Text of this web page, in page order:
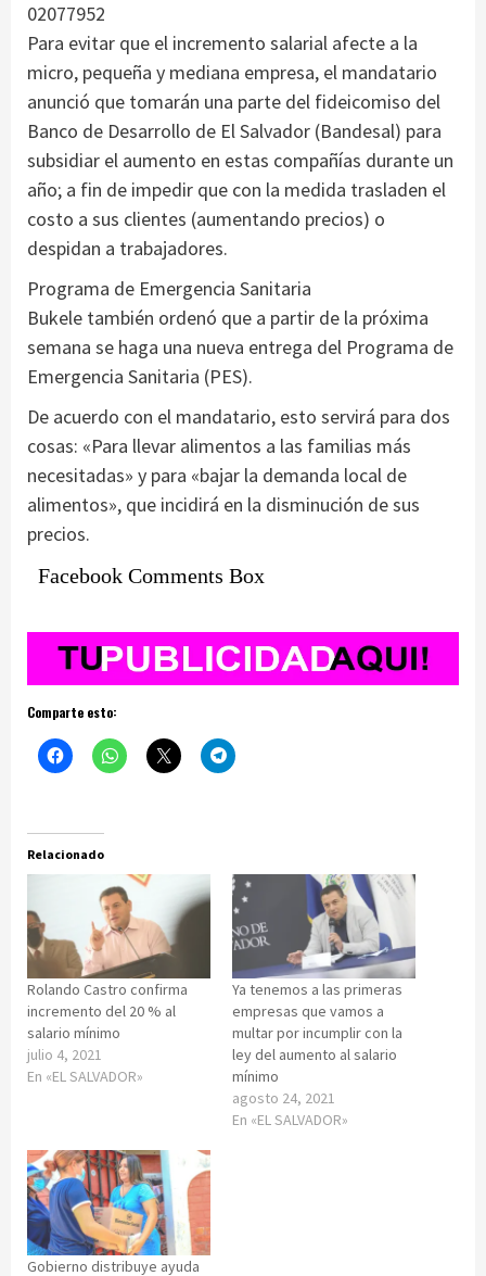
02077952
Para evitar que el incremento salarial afecte a la
micro, pequeña y mediana empresa, el mandatario
anunció que tomarán una parte del fideicomiso del
Banco de Desarrollo de El Salvador (Bandesal) para
subsidiar el aumento en estas compañías durante un
año; a fin de impedir que con la medida trasladen el
costo a sus clientes (aumentando precios) o
despidan a trabajadores.
Programa de Emergencia Sanitaria
Bukele también ordenó que a partir de la próxima
semana se haga una nueva entrega del Programa de
Emergencia Sanitaria (PES).
De acuerdo con el mandatario, esto servirá para dos
cosas: «Para llevar alimentos a las familias más
necesitadas» y para «bajar la demanda local de
alimentos», que incidirá en la disminución de sus
precios.
Facebook Comments Box
Comparte esto:
Relacionado
Rolando Castro confirma
incremento del 20 % al
salario mínimo
julio 4, 2021
En «EL SALVADOR»
Ya tenemos a las primeras
empresas que vamos a
multar por incumplir con la
ley del aumento al salario
mínimo
agosto 24, 2021
En «EL SALVADOR»
Gobierno distribuye ayuda